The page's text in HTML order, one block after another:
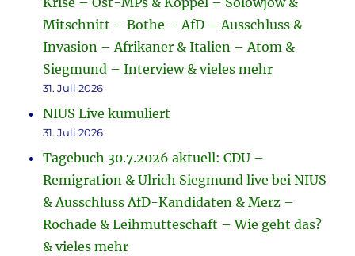
Mitschnitt – Bothe – AfD – Ausschluss &
Invasion – Afrikaner & Italien – Atom &
Siegmund – Interview & vieles mehr
31. Juli 2026
NIUS Live kumuliert
31. Juli 2026
Tagebuch 30.7.2026 aktuell: CDU –
Remigration & Ulrich Siegmund live bei NIUS
& Ausschluss AfD-Kandidaten & Merz –
Rochade & Leihmutteschaft – Wie geht das?
& vieles mehr